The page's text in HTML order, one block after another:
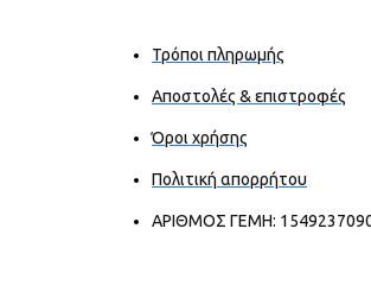
Τρόποι πληρωμής
Αποστολές & επιστροφές
Όροι χρήσης
Πολιτική απορρήτου
ΑΡΙΘΜΟΣ ΓΕΜΗ: